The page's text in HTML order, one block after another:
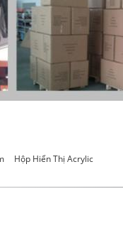
Hộp Hiển Thị Acrylic